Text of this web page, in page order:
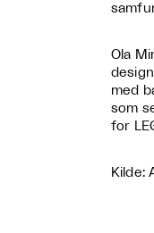
Ola
med
som
for
Kilde: